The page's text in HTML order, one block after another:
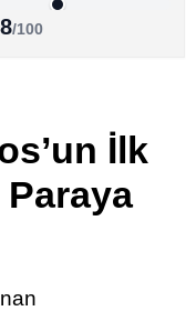
Youtube
TikTok
/100
İlk
Paraya